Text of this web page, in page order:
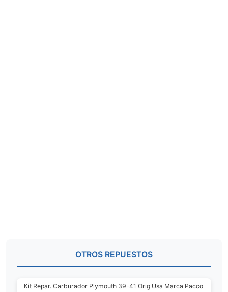
OTROS REPUESTOS
Kit Repar. Carburador Plymouth 39-41 Orig Usa Marca Pacco